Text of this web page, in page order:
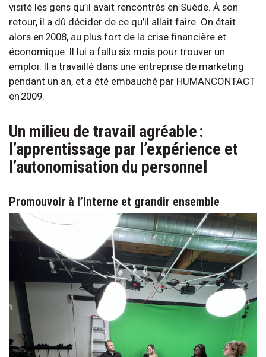
visité les gens qu’il avait rencontrés en Suède. À son
retour, il a dû décider de ce qu’il allait faire. On était
alors en 2008, au plus fort de la crise financière et
économique. Il lui a fallu six mois pour trouver un
emploi. Il a travaillé dans une entreprise de marketing
pendant un an, et a été embauché par HUMANCONTACT
en 2009.
Un milieu de travail agréable :
l’apprentissage par l’expérience et
l’autonomisation du personnel
Promouvoir à l’interne et grandir ensemble